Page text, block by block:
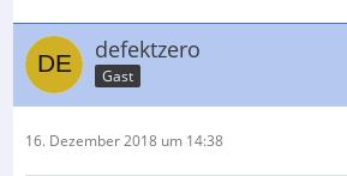
defektzero
Gast
16. Dezember 2018 um 14:38